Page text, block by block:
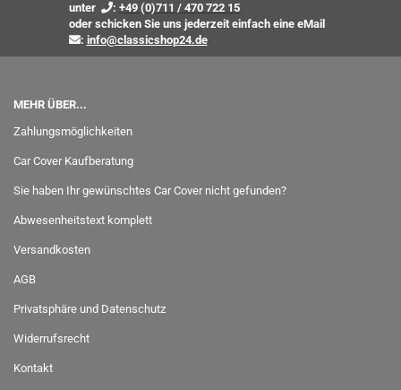
unter
: +49 (0)711 / 470 722 15
oderschicken Sie uns jederzeit einfach eine eMail
: info@classicshop24.de
MEHR ÜBER...
Zahlungsmöglichkeiten
Car Cover Kaufberatung
Sie haben Ihr gewünschtes Car Cover nicht gefunden?
Abwesenheitstext komplett
Versandkosten
AGB
Privatsphäre und Datenschutz
Widerrufsrecht
Kontakt